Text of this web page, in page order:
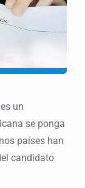
un
se ponga
países han
candidato